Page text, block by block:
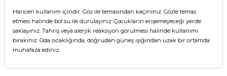
Haricen kullanım içindir. Göz ile temasından kaçınınız. Gözle temas
etmesi halinde bol su ile durulayınız. Çocukların erişemeyeceği yerde
saklayınız. Tahriş veya alerjik reaksiyon görülmesi halinde kullanımı
bırakınız. Oda sıcaklığında, doğrudan güneş ışığından uzak bir ortamda
muhafaza ediniz.